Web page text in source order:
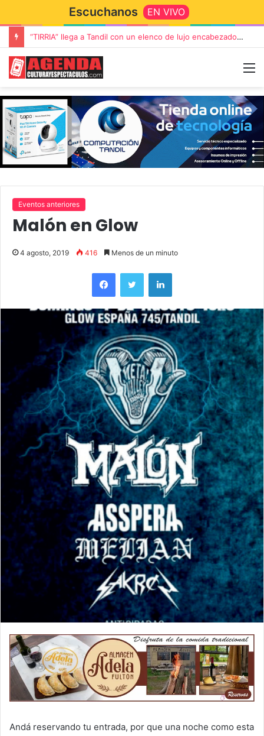
Escuchanos EN VIVO
“TIRRIA” llega a Tandil con un elenco de lujo encabezado por Capusotto, Spregelburd y Stefani
Eventos anteriores
Malón en Glow
4 agosto, 2019 416 Menos de un minuto
Andá reservando tu entrada, por que una noche como esta